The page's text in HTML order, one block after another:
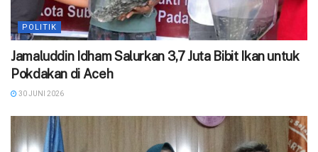
POLITIK
Jamaluddin Idham Salurkan 3,7 Juta Bibit Ikan untuk
Pokdakan di Aceh
30 JUNI 2026